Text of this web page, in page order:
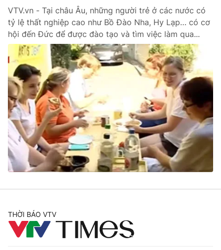
THỜI BÁO VTV
Theo dõi báo trên
Cơ quan chủ quản: Đài Truyền hình Việt Nam
Cơ quan báo chí:Thời báo VTV
Giấy phép hoạt động báo in và báo điện tử số 483/GP-BTTTT
cấp ngày 29/12/2023
Tổng Biên tập:Vũ Thanh Thủy
Nguyễn Trọng Ninh
Ðiện thoại Thời báo VTV:
024.66 897 897
Email:
toasoan@vtv.vn
VTV.vn - Tại châu Âu, những người trẻ ở các nước có
tỷ lệ thất nghiệp cao như Bồ Đào Nha, Hy Lạp… có cơ
hội đến Đức để được đào tạo và tìm việc làm qua...
THỜI BÁO VTV